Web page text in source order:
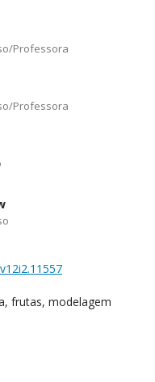
Professora
Professora
frutas, modelagem